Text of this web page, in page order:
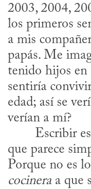
2003, 2004,
los primeros
a mis
papás. Me
tenido hijos en
sentiría
edad; así se
verían a mí?
que parece
cocinera a que